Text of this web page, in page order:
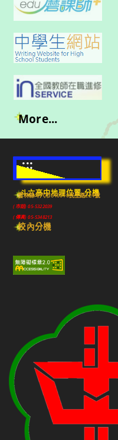
More...
:::
斗六高中地理位置-分機
雲林縣斗六市640010民生路224號
(市話) 05-5322039
(傳真) 05-5348213
校內分機